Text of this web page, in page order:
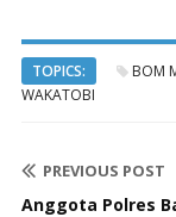
TOPICS: BOM
WAKATOBI
PREVIOUS POST
Anggota Polres